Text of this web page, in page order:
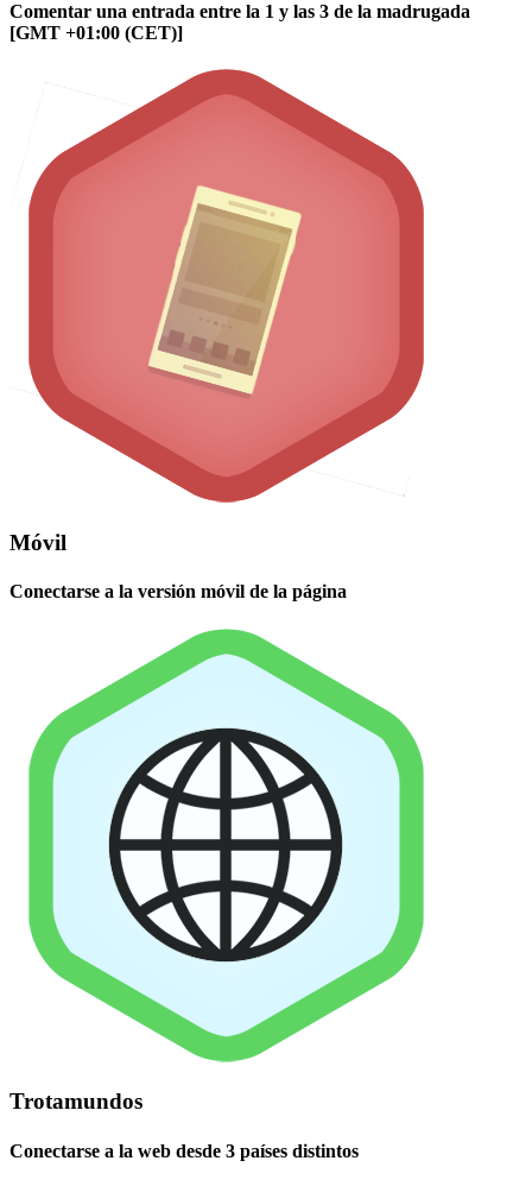
Comentar una entrada entre la 1 y las 3 de la madrugada
[GMT +01:00 (CET)]
Móvil
Conectarse a la versión móvil de la página
Trotamundos
Conectarse a la web desde 3 países distintos